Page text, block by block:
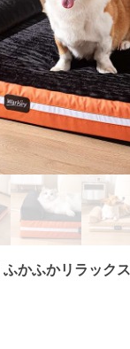
かふかリラック